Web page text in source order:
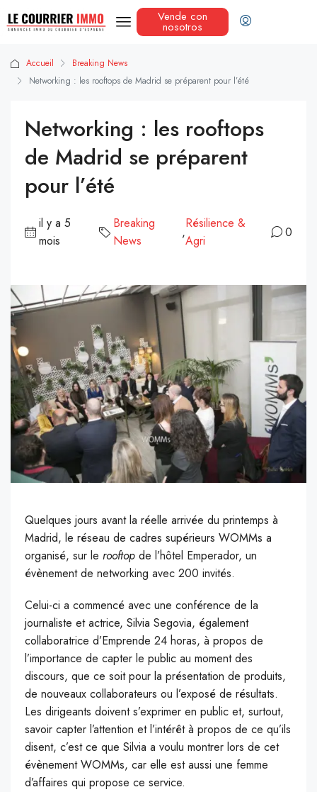
Vende con
nosotros
Accueil
Breaking News
Networking : les rooftops de Madrid se préparent pour l’été
Networking : les rooftops
de Madrid se préparent
pour l’été
il y a 5
mois
Breaking
News
,
Résilience &
Agri
0
Quelques jours avant la réelle arrivée du printemps à
Madrid, le réseau de cadres supérieurs WOMMs a
organisé, sur le rooftop de l’hôtel Emperador, un
évènement de networking avec 200 invités.
Celui-ci a commencé avec une conférence de la
journaliste et actrice, Silvia Segovia, également
collaboratrice d’Emprende 24 horas, à propos de
l’importance de capter le public au moment des
discours, que ce soit pour la présentation de produits,
de nouveaux collaborateurs ou l’exposé de résultats.
Les dirigeants doivent s’exprimer en public et, surtout,
savoir capter l’attention et l’intérêt à propos de ce qu’ils
disent, c’est ce que Silvia a voulu montrer lors de cet
évènement WOMMs, car elle est aussi une femme
d’affaires qui propose ce service.